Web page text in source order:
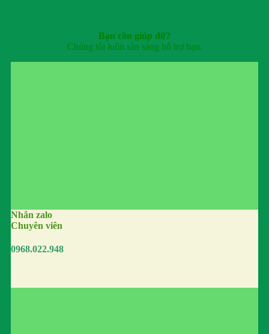
Bạn cần giúp đỡ?
Chúng tôi luôn sẵn sàng hỗ trợ bạn.
Nhắn zalo
Chuyên viên
0968.022.948